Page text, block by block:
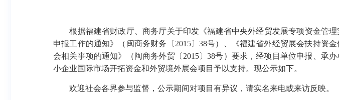
根据福建省财政厅、商务厅关于印发《福建省中央外经贸发展专项资金管理
申报工作的通知》（闽商务财务〔2015〕38号）、《福建省外经贸展会扶持资
会相关事项的通知》（闽商务外贸〔2015〕38号）要求，经项目单位申报、承
小企业国际市场开拓资金和外贸境外展会项目予以支持。现公示如下。
欢迎社会各界参与监督，公示期间对项目有异议，请实名来电或来访反映。